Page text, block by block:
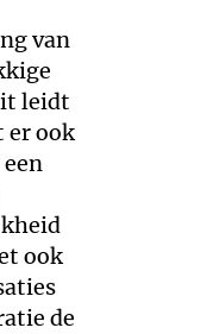
van
leidt
er ook
ook
de